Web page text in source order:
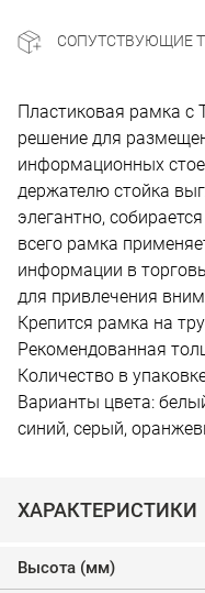
СОПУТСТВУЮЩИЕ
Пластиковая рамка с
решение для
информационных
держателю стойка
элегантно,
всего рамка
информации в
для привлечения
Крепится рамка на
Рекомендованная
Количество в
Варианты цвета:
синий, серый,
ХАРАКТЕРИСТИКИ
Высота (мм)